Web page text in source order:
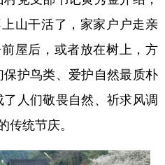
山干活了，家家户户走亲
屋后，或者放在树上，方
护鸟类、爱护自然最质朴
人们敬畏自然、祈求风调
统节庆。